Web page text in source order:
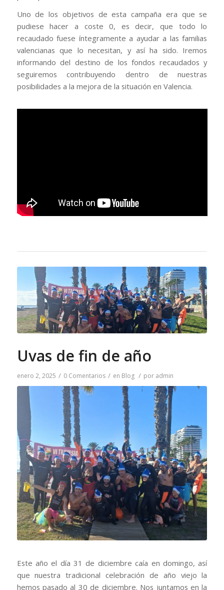
Uno de los objetivos de esta campaña era que se
pudiese hacer a coste 0, es decir, que todo lo
recaudado fuese íntegramente a ayudar a las familias
valencianas que lo necesitan, y así ha sido. Iremos
informando del destino de los fondos recaudados y
seguiremos contribuyendo dentro de nuestras
posibilidades a la mejora de la situación en Valencia.
Uvas de fin de año
enero 2, 2025 / 0 Comentarios / en Blog / por admin
Este año el día 31 de diciembre caía en domingo, así
que nuestra tradicional celebración de año viejo la
hemos pasado al 30 de diciembre. Nos juntamos en la